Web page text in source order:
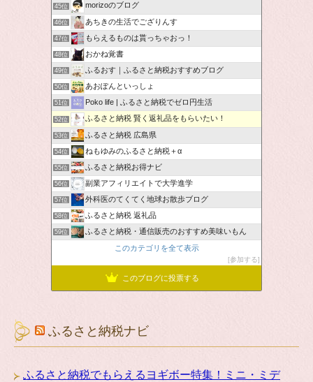
45位 morizoのブログ
46位 あちきの生活でござりんす
47位 もらえるものは貰っちゃおっ！
48位 おかね覚書
49位 ふるおす｜ふるさと納税おすすめブログ
50位 あおぽんといっしょ
51位 Poko life | ふるさと納税でゼロ円生活
52位 ふるさと納税 賢く返礼品をもらいたい！
53位 ふるさと納税 広島県
54位 ねもゆみのふるさと納税＋α
55位 ふるさと納税お得ナビ
56位 副業アフィリエイトで大学進学
57位 外科医のてくてく地球お散歩ブログ
58位 ふるさと納税 返礼品
59位
ふるさと納税・通信販売のおすすめ美味いもん
このカテゴリを全て表示
参加する
このブログに投票する
ふるさと納税ナビ
ふるさと納税でもらえるヨギボー特集！ミニ・ミデ